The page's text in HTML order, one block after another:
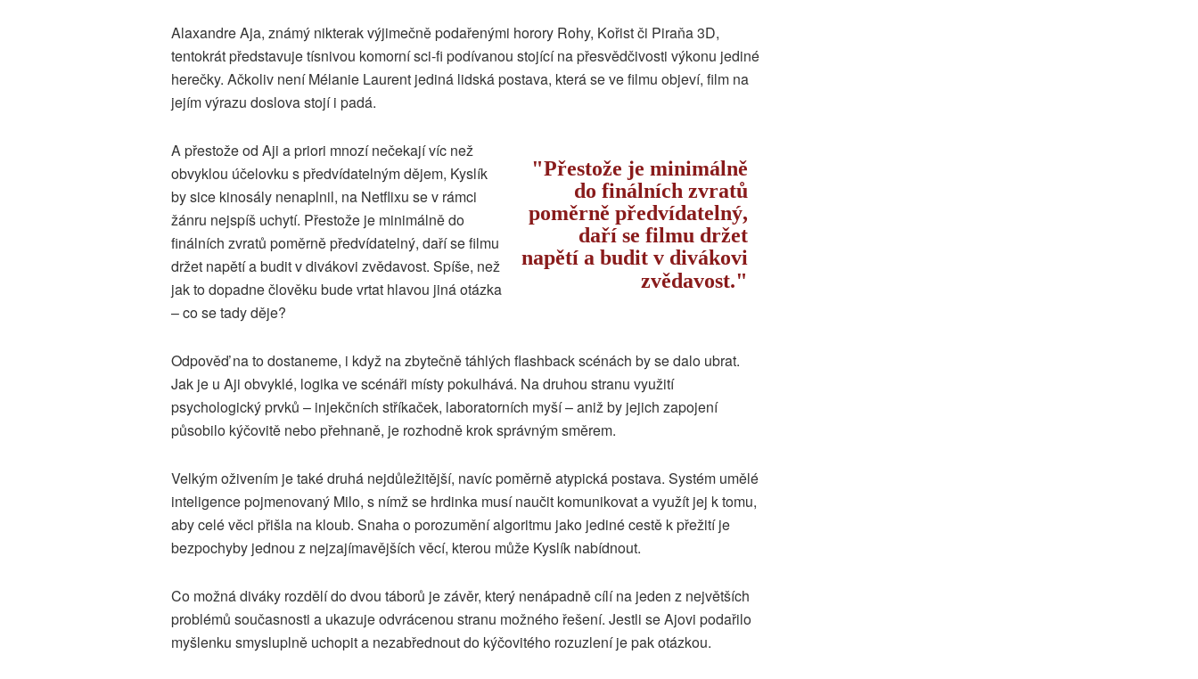
Alaxandre Aja, známý nikterak výjimečně podařenými horory Rohy, Kořist či Piraňa 3D,
tentokrát představuje tísnivou komorní sci-fi podívanou stojící na přesvědčivosti výkonu jediné
herečky. Ačkoliv není Mélanie Laurent jediná lidská postava, která se ve filmu objeví, film na
jejím výrazu doslova stojí i padá.
Přestože je minimálně
do finálních zvratů
poměrně předvídatelný,
daří se filmu držet
napětí a budit v divákovi
zvědavost.
A přestože od Aji a priori mnozí nečekají víc než
obvyklou účelovku s předvídatelným dějem, Kyslík
by sice kinosály nenaplnil, na Netflixu se v rámci
žánru nejspíš uchytí. Přestože je minimálně do
finálních zvratů poměrně předvídatelný, daří se filmu
držet napětí a budit v divákovi zvědavost. Spíše, než
jak to dopadne člověku bude vrtat hlavou jiná otázka
– co se tady děje?
Odpověď na to dostaneme, i když na zbytečně táhlých flashback scénách by se dalo ubrat.
Jak je u Aji obvyklé, logika ve scénáři místy pokulhává. Na druhou stranu využití
psychologický prvků – injekčních stříkaček, laboratorních myší – aniž by jejich zapojení
působilo kýčovitě nebo přehnaně, je rozhodně krok správným směrem.
Velkým oživením je také druhá nejdůležitější, navíc poměrně atypická postava. Systém umělé
inteligence pojmenovaný Milo, s nímž se hrdinka musí naučit komunikovat a využít jej k tomu,
aby celé věci přišla na kloub. Snaha o porozumění algoritmu jako jediné cestě k přežití je
bezpochyby jednou z nejzajímavějších věcí, kterou může Kyslík nabídnout.
Co možná diváky rozdělí do dvou táborů je závěr, který nenápadně cílí na jeden z největších
problémů současnosti a ukazuje odvrácenou stranu možného řešení. Jestli se Ajovi podařilo
myšlenku smysluplně uchopit a nezabřednout do kýčovitého rozuzlení je pak otázkou.